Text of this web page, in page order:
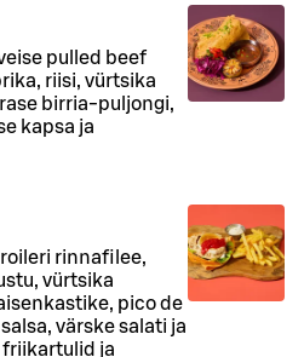
pulled beef
riisi, vürtsika
birria-puljongi,
kapsa ja
rinnafilee,
vürtsika
pico de
värske salati ja
ja